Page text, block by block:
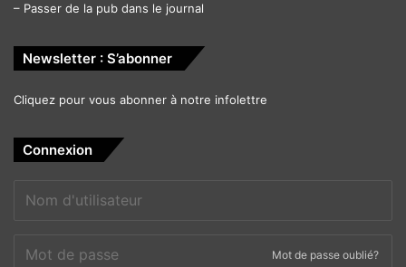
– Passer de la pub dans le journal
Newsletter : S’abonner
Cliquez pour vous abonner à notre infolettre
Connexion
Mot de passe oublié?